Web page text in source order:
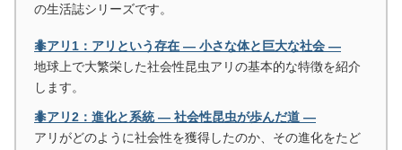
の生活誌シリーズです。
🐜アリ1：アリという存在 ― 小さな体と巨大な社会 ―
地球上で大繁栄した社会性昆虫アリの基本的な特徴を紹介
します。
🐜アリ2：進化と系統 ― 社会性昆虫が歩んだ道 ―
アリがどのように社会性を獲得したのか、その進化をたど